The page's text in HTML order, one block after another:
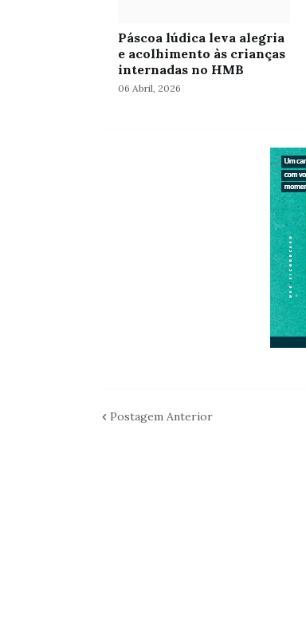
Páscoa lúdica leva alegria
e acolhimento às crianças
internadas no HMB
06 Abril, 2026
Postagem Anterior